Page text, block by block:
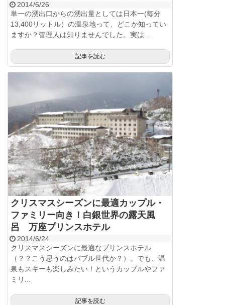
2014/6/26
単一の湧出口からの湧出量としては日本一(毎分
13,400リットル）の温泉地って、どこか知ってい
ますか？管理人は知りませんでした。実は...
記事を読む
クリスマスシーズンに最適カップル・
ファミリー向き！白銀世界の露天風
呂 万座プリンスホテル
2014/6/24
クリスマスシーズンに最適なプリンスホテル
（？？こう思うのはバブル世代か？）。でも、温
泉もスキーも楽しみたい！というカップルやファ
ミリ...
記事を読む